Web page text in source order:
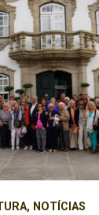
, NOTÍCIAS